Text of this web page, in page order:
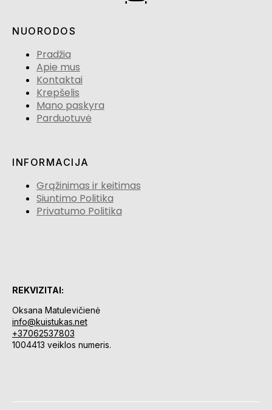
NUORODOS
Pradžia
Apie mus
Kontaktai
Krepšelis
Mano paskyra
Parduotuvė
INFORMACIJA
Grąžinimas ir keitimas
Siuntimo Politika
Privatumo Politika
REKVIZITAI:
Oksana Matulevičienė
info@kuistukas.net
+37062537803
1004413 veiklos numeris.